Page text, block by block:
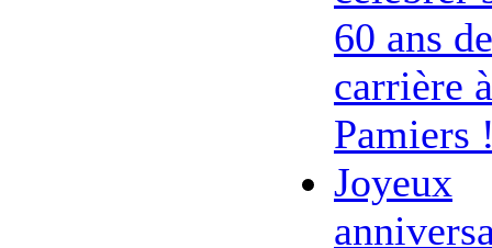
60 ans de
carrière à
Pamiers
Joyeux